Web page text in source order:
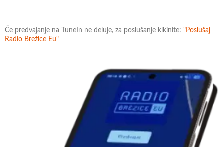
Če predvajanje na TuneIn ne deluje, za poslušanje klkinite: "Poslušaj
Radio Brežice Eu"